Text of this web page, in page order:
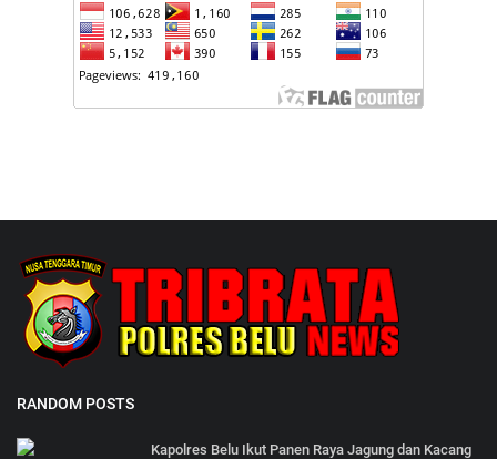
RANDOM POSTS
Kapolres Belu Ikut Panen Raya Jagung dan Kacang